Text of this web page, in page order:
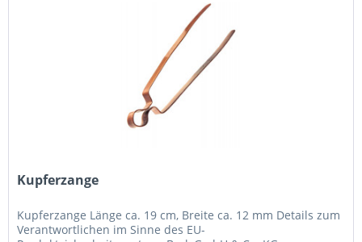
Kupferzange
Kupferzange Länge ca. 19 cm, Breite ca. 12 mm Details zum
Verantwortlichen im Sinne des EU-